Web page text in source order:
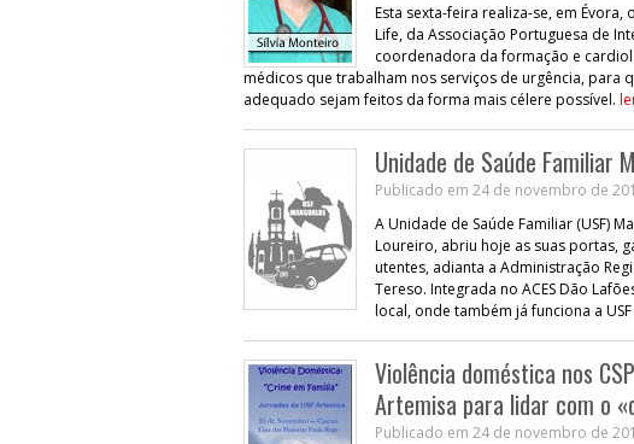
Esta sexta-feira realiza-se, em Évora,
Life, da Associação Portuguesa de
coordenadora da formação e
médicos que trabalham nos serviços de urgência,
adequado sejam feitos da forma mais célere possível.
Unidade de Saúde Familiar
Publicado em 24 de novembro de
A Unidade de Saúde Familiar (USF)
Loureiro, abriu hoje as suas portas,
utentes, adianta a Administração
Tereso. Integrada no ACES Dão
local, onde também já funciona a
Violência doméstica nos
Artemisa para lidar com o
Publicado em 24 de novembro de